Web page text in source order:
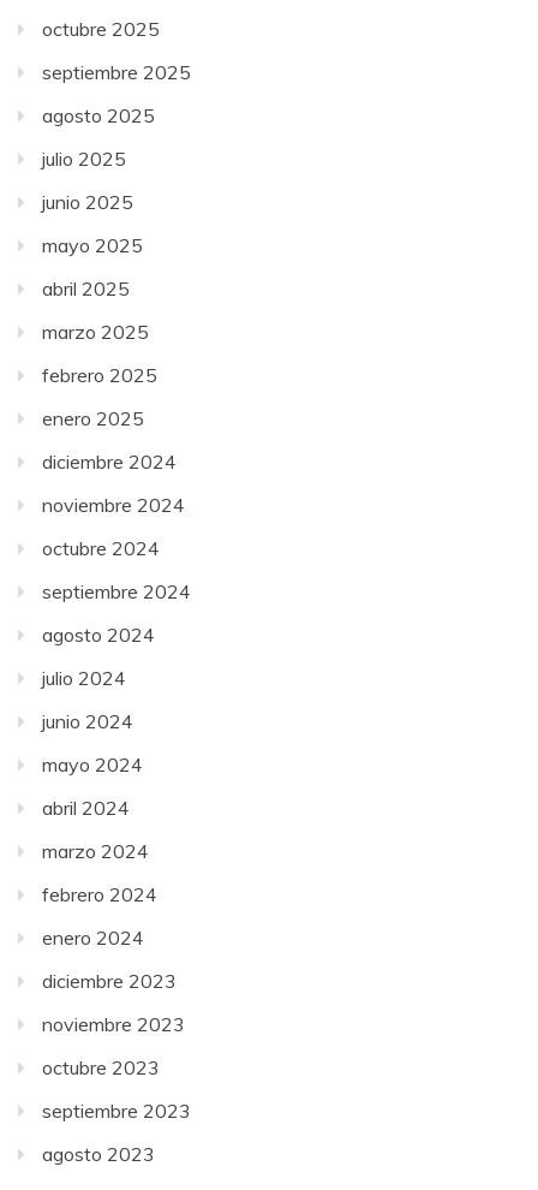
octubre 2025
septiembre 2025
agosto 2025
julio 2025
junio 2025
mayo 2025
abril 2025
marzo 2025
febrero 2025
enero 2025
diciembre 2024
noviembre 2024
octubre 2024
septiembre 2024
agosto 2024
julio 2024
junio 2024
mayo 2024
abril 2024
marzo 2024
febrero 2024
enero 2024
diciembre 2023
noviembre 2023
octubre 2023
septiembre 2023
agosto 2023